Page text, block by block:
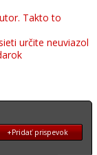
Takto to
určite neuviazol
+Pridať prispevok